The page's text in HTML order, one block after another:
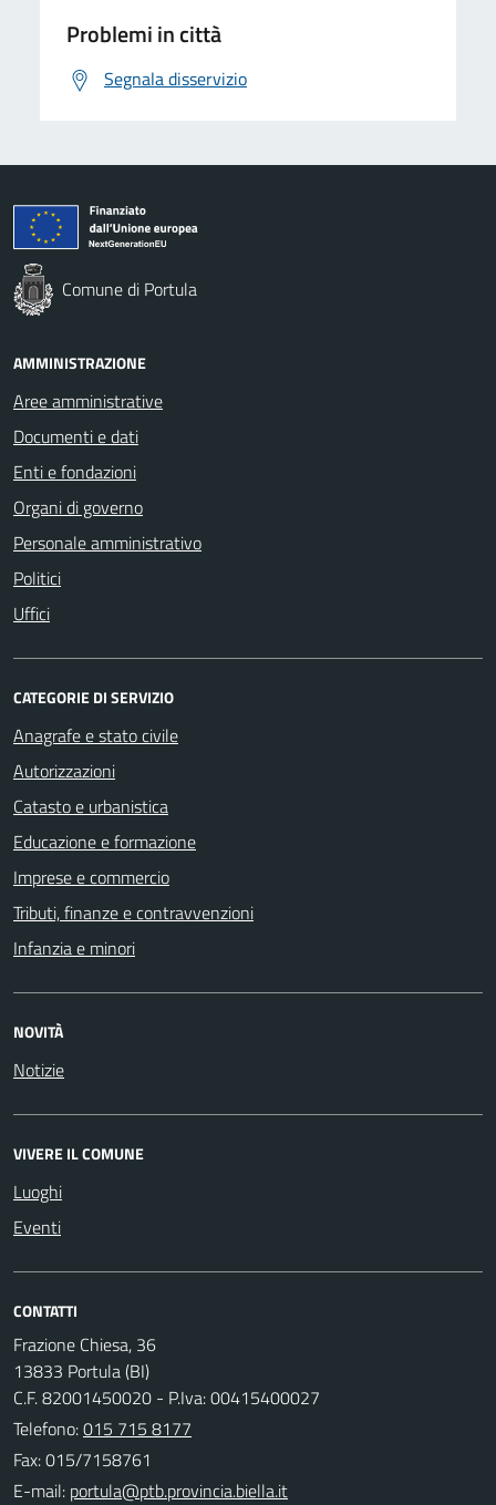
Problemi in città
Segnala disservizio
Comune di Portula
AMMINISTRAZIONE
Aree amministrative
Documenti e dati
Enti e fondazioni
Organi di governo
Personale amministrativo
Politici
Uffici
CATEGORIE DI SERVIZIO
Anagrafe e stato civile
Autorizzazioni
Catasto e urbanistica
Educazione e formazione
Imprese e commercio
Tributi, finanze e contravvenzioni
Infanzia e minori
NOVITÀ
Notizie
VIVERE IL COMUNE
Luoghi
Eventi
CONTATTI
Frazione Chiesa, 36
13833 Portula (BI)
C.F. 82001450020 - P.Iva: 00415400027
Telefono:015 715 8177
Fax: 015/7158761
E-mail: